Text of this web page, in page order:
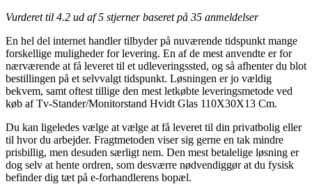
Vurderet til 4.2 ud af 5 stjerner baseret på 35 anmeldelser
En hel del internet handler tilbyder på nuværende tidspunkt mange
forskellige muligheder for levering. En af de mest anvendte er for
nærværende at få leveret til et udleveringssted, og så afhenter du blot
bestillingen på et selvvalgt tidspunkt. Løsningen er jo vældig
bekvem, samt oftest tillige den mest letkøbte leveringsmetode ved
køb af Tv-Stander/Monitorstand Hvidt Glas 110X30X13 Cm.
Du kan ligeledes vælge at vælge at få leveret til din privatbolig eller
til hvor du arbejder. Fragtmetoden viser sig gerne en tak mindre
prisbillig, men desuden særligt nem. Den mest betalelige løsning er
dog selv at hente ordren, som desværre nødvendiggør at du fysisk
befinder dig tæt på e-forhandlerens bopæl.